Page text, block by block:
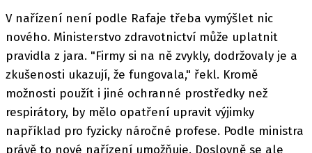
V nařízení není podle Rafaje třeba vymýšlet nic
nového. Ministerstvo zdravotnictví může uplatnit
pravidla z jara. "Firmy si na ně zvykly, dodržovaly je a
zkušenosti ukazují, že fungovala," řekl. Kromě
možnosti použít i jiné ochranné prostředky než
respirátory, by mělo opatření upravit výjimky
například pro fyzicky náročné profese. Podle ministra
právě to nové nařízení umožňuje. Doslovně se ale